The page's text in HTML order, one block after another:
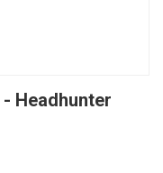
Headhunter